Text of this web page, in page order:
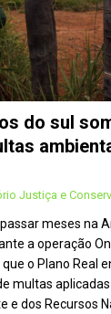
do sul
Justiça e
meses na
a operação
o Plano Real
multas
e dos Recursos